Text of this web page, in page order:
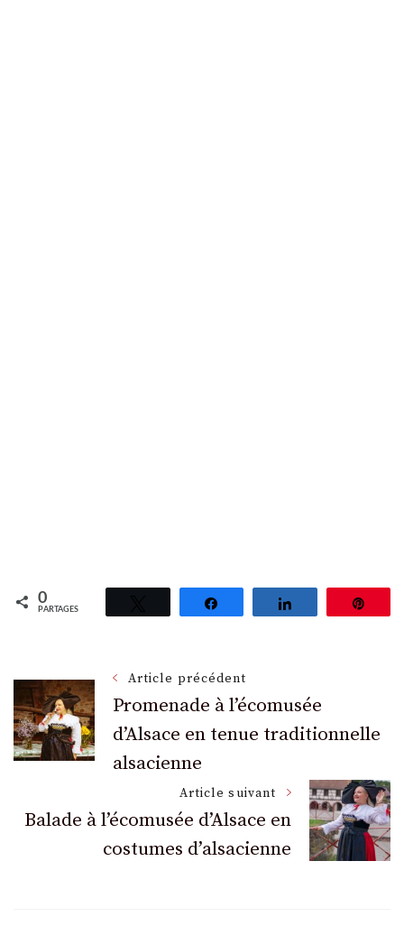
0
PARTAGES
Navigation
des
articles
Article précédent
Promenade à l’écomusée
d’Alsace en tenue traditionnelle
alsacienne
Article suivant
Balade à l’écomusée d’Alsace en
costumes d’alsacienne